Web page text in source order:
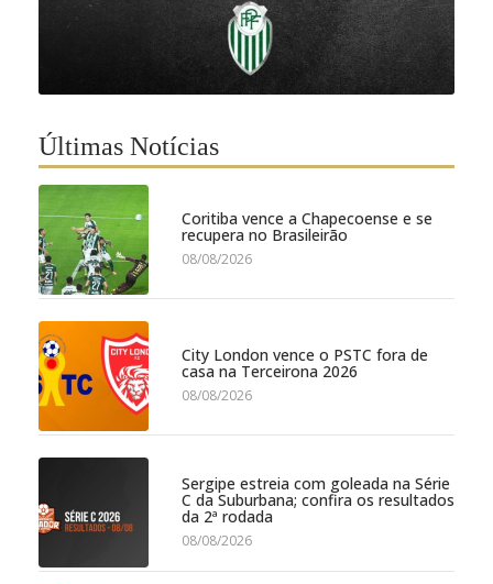
Últimas Notícias
Coritiba vence a Chapecoense e se
recupera no Brasileirão
08/08/2026
City London vence o PSTC fora de
casa na Terceirona 2026
08/08/2026
Sergipe estreia com goleada na Série
C da Suburbana; confira os resultados
da 2ª rodada
08/08/2026